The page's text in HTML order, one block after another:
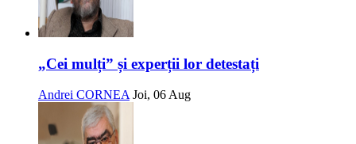
„Cei mulți” și experții lor detestați
Andrei CORNEA Joi, 06 Aug